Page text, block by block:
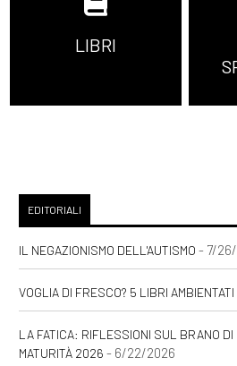
Allegra: pagina 69
[19]Luce
Tinazzi: pagina 69
[04]Una felicità
LIBRI
EDITORIALI
IL NEGAZIONISMO DELL'AUTISMO - 7/
VOGLIA DI FRESCO? 5 LIBRI AMBIENTATI
LA FATICA: RIFLESSIONI SUL BRANO
MATURITÀ 2026 - 6/22/2026